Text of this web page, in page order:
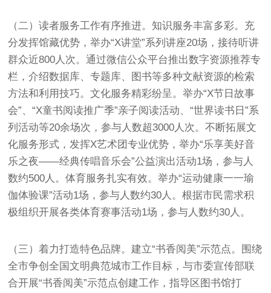
（二）读者服务工作有序推进。知识服务丰富多彩。充
分发挥馆藏优势，举办“X讲堂”系列讲座20场，接待听讲
群众近800人次。通过微信公众平台推出数字资源推荐专
栏，介绍数据库、专题库、图书等多种文献资源的检索
方法和利用技巧。文化服务精彩纷呈。举办“X节日故事
会”、“X童书阅读推广季”亲子阅读活动、“世界读书日”系
列活动等20余场次，参与人数超3000人次。不断拓展文
化服务形式，发挥X艺术团专业优势，举办“乐享美好音
乐之夜——经典传唱音乐会”公益演出活动1场，参与人
数约500人。体育服务扎实有效。举办“运动健康一一瑜
伽体验课”活动1场，参与人数约30人。根据市民需求积
极组织开展各类体育赛事活动1场，参与人数约30人。
（三）着力打造特色品牌。建立“书香阅美”示范点。围绕
全市争创全国文明典范城市工作目标，与市委宣传部联
合开展“书香阅美”示范点创建工作，指导区图书馆打